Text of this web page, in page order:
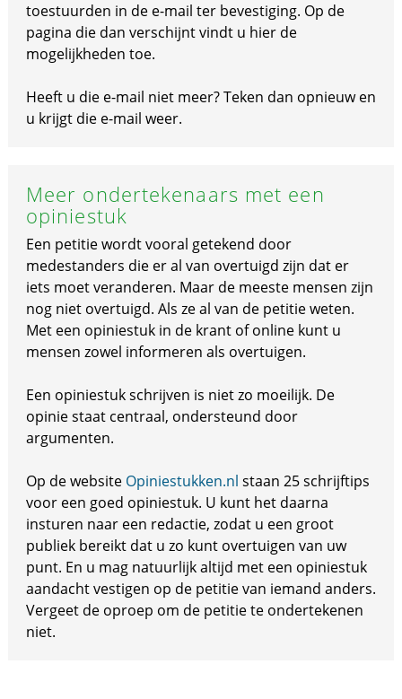
toestuurden in de e-mail ter bevestiging. Op de
pagina die dan verschijnt vindt u hier de
mogelijkheden toe.
Heeft u die e-mail niet meer? Teken dan opnieuw en
u krijgt die e-mail weer.
Meer ondertekenaars met een
opiniestuk
Een petitie wordt vooral getekend door
medestanders die er al van overtuigd zijn dat er
iets moet veranderen. Maar de meeste mensen zijn
nog niet overtuigd. Als ze al van de petitie weten.
Met een opiniestuk in de krant of online kunt u
mensen zowel informeren als overtuigen.
Een opiniestuk schrijven is niet zo moeilijk. De
opinie staat centraal, ondersteund door
argumenten.
Op de website Opiniestukken.nl staan 25 schrijftips
voor een goed opiniestuk. U kunt het daarna
insturen naar een redactie, zodat u een groot
publiek bereikt dat u zo kunt overtuigen van uw
punt. En u mag natuurlijk altijd met een opiniestuk
aandacht vestigen op de petitie van iemand anders.
Vergeet de oproep om de petitie te ondertekenen
niet.